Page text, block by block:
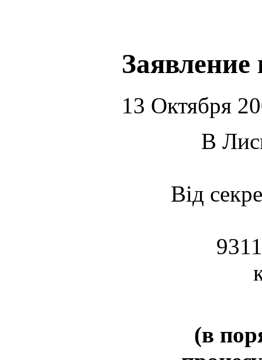
13 Октября
В
Від
(в